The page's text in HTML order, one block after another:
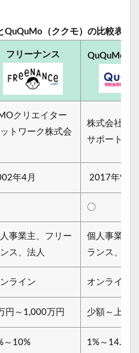
QuQuMo（ククモ）の比較表】
フリーナンス QuQuMo
クリエイター
トワーク株式会
株式会社ア
サポート
年4月 2017年9月
〇
事業主、フリー
ス、法人
個人事業主
ランス、法
ライン オンライン
円～1,000万円 少額～上限
～10% 1%～14.8%